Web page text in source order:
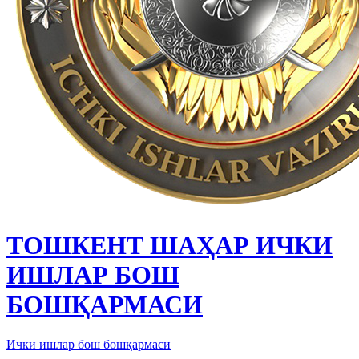
ТОШКЕНТ ШАҲАР ИЧКИ
ИШЛАР БОШ
БОШҚАРМАСИ
Ички ишлар бош бошқармаси